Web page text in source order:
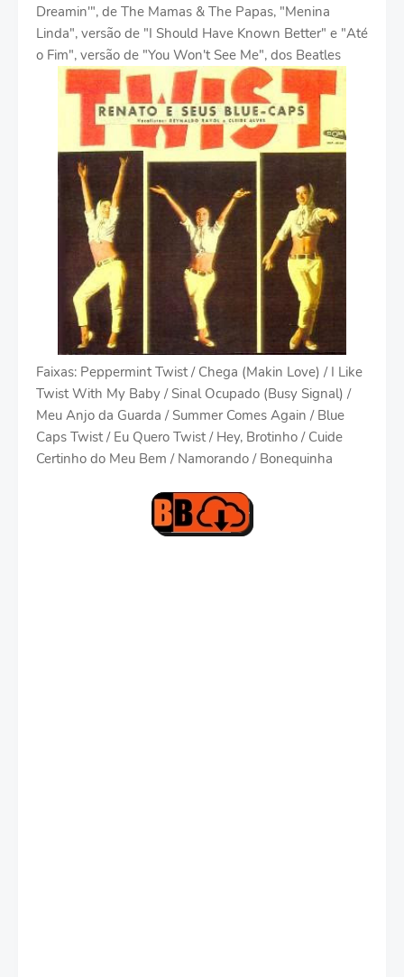
Dreamin'", de The Mamas & The Papas, "Menina
Linda", versão de "I Should Have Known Better" e "Até
o Fim", versão de "You Won't See Me", dos Beatles
Faixas: Peppermint Twist / Chega (Makin Love) / I Like
Twist With My Baby / Sinal Ocupado (Busy Signal) /
Meu Anjo da Guarda / Summer Comes Again / Blue
Caps Twist / Eu Quero Twist / Hey, Brotinho / Cuide
Certinho do Meu Bem / Namorando / Bonequinha